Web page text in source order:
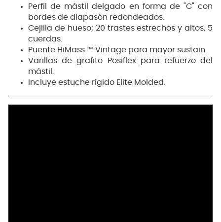
Perfil de mástil delgado en forma de "C" con
bordes de diapasón redondeados.
Cejilla de hueso; 20 trastes estrechos y altos, 5
cuerdas.
Puente HiMass ™ Vintage para mayor sustain.
Varillas de grafito Posiflex para refuerzo del
mástil.
Incluye estuche rígido Elite Molded.